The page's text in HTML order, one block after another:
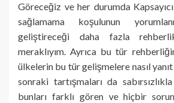
Göreceğiz ve her durumda
sağlamama koşulunun
geliştireceği daha fazla
meraklıyım. Ayrıca bu tür
ülkelerin bu tür gelişmelere nasıl
sonraki tartışmaları da
bunları farklı gören ve hiçbir